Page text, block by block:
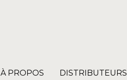
À PROPOS DISTRIBUTEURS